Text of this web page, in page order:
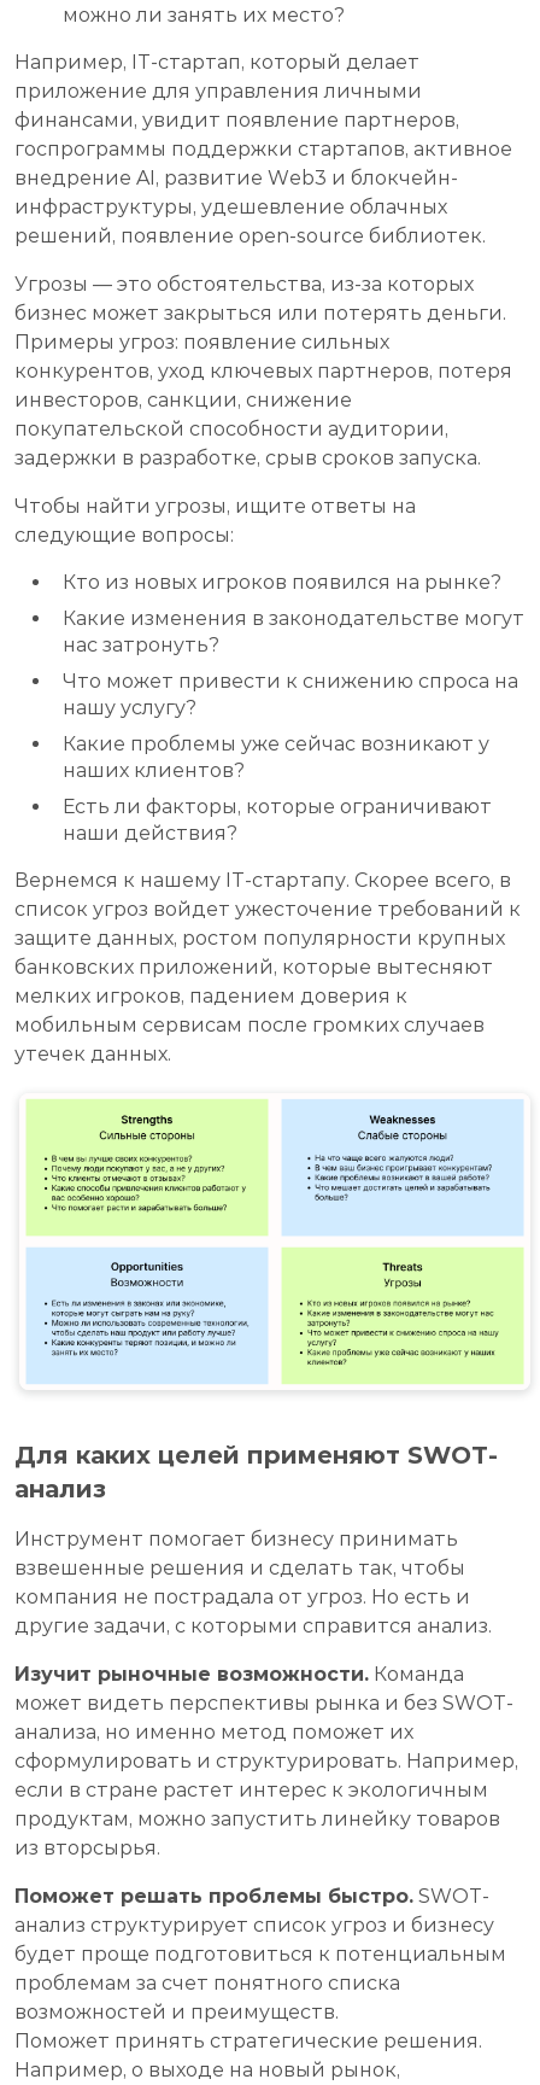
можно ли занять их место?
Например, IT-стартап, который делает
приложение для управления личными
финансами, увидит появление партнеров,
госпрограммы поддержки стартапов, активное
внедрение AI, развитие Web3 и блокчейн-
инфраструктуры, удешевление облачных
решений, появление open-source библиотек.
Угрозы — это обстоятельства, из-за которых
бизнес может закрыться или потерять деньги.
Примеры угроз: появление сильных
конкурентов, уход ключевых партнеров, потеря
инвесторов, санкции, снижение
покупательской способности аудитории,
задержки в разработке, срыв сроков запуска.
Чтобы найти угрозы, ищите ответы на
следующие вопросы:
Кто из новых игроков появился на рынке?
Какие изменения в законодательстве могут
нас затронуть?
Что может привести к снижению спроса на
нашу услугу?
Какие проблемы уже сейчас возникают у
наших клиентов?
Есть ли факторы, которые ограничивают
наши действия?
Вернемся к нашему IT-стартапу. Скорее всего, в
список угроз войдет ужесточение требований к
защите данных, ростом популярности крупных
банковских приложений, которые вытесняют
мелких игроков, падением доверия к
мобильным сервисам после громких случаев
утечек данных.
Для каких целей применяют SWOT-
анализ
Инструмент помогает бизнесу принимать
взвешенные решения и сделать так, чтобы
компания не пострадала от угроз. Но есть и
другие задачи, с которыми справится анализ.
Изучит рыночные возможности. Команда
может видеть перспективы рынка и без SWOT-
анализа, но именно метод поможет их
сформулировать и структурировать. Например,
если в стране растет интерес к экологичным
продуктам, можно запустить линейку товаров
из вторсырья.
Поможет решать проблемы быстро. SWOT-
анализ структурирует список угроз и бизнесу
будет проще подготовиться к потенциальным
проблемам за счет понятного списка
возможностей и преимуществ.
Поможет принять стратегические решения.
Например, о выходе на новый рынок,